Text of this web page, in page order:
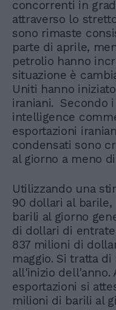
concorrenti in
attraverso lo
sono rimaste
parte di aprile,
petrolio hanno
situazione è
Uniti hanno
iraniani. Secondo
intelligence
esportazioni
condensati sono
al giorno a meno
Utilizzando una
90 dollari al
barili al giorno
di dollari di
837 milioni di
maggio. Si tratta
all'inizio dell'anno.
esportazioni si
milioni di barili al